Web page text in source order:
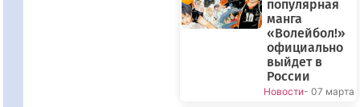
популярная
манга
«Волейбол!»
официально
выйдет в
России
Новости- 07 марта